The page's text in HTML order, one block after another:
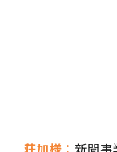
荘加様： 新聞事